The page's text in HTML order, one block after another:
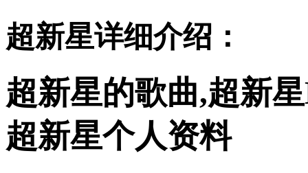
超新星详细介绍：
超新星的歌曲,超新
超新星个人资料